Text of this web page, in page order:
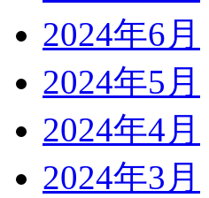
2024年6月
2024年5月
2024年4月
2024年3月